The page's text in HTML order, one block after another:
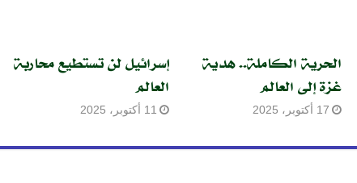
الحرية الكاملة.. هدية
غزة إلى العالم
17 أكتوبر، 2025
إسرائيل لن تستطيع محاربة
العالم
11 أكتوبر، 2025